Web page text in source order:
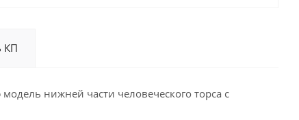
КП
нижней части человеческого торса с